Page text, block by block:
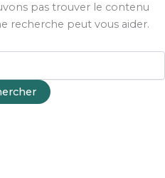
pas trouver le contenu
recherche peut vous aider.